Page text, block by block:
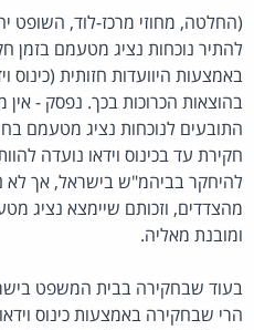
(החלטה, מחוזי מרכז-לוד, השופט
להתיר נוכחות נציג מטעמם בזמן
באמצעות היוועדות חזותית (כינוס
בהוצאות הכרוכות בכך. נפסק -
התובעים לנוכחות נציג מטעמם
חקירת עד בכינוס וידאו נועדה
להיחקר בביהמ"ש בישראל, אך לא
מהצדדים, וזכותם שיימצא נציג
ומובנת מאליה.
בעוד שבחקירה בבית המשפט
הרי שבחקירה באמצעות כינוס